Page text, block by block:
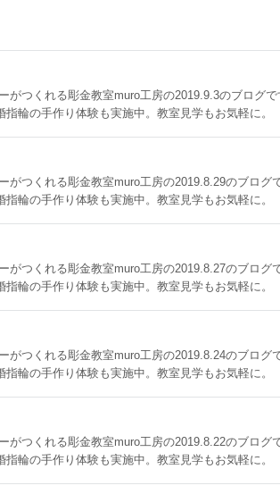
がつくれる彫金教室muro工房の2019.9.3のブログ
輪の手作り体験も実施中。教室見学もお気軽に。
がつくれる彫金教室muro工房の2019.8.29のブログ
輪の手作り体験も実施中。教室見学もお気軽に。
がつくれる彫金教室muro工房の2019.8.27のブログ
輪の手作り体験も実施中。教室見学もお気軽に。
がつくれる彫金教室muro工房の2019.8.24のブログ
輪の手作り体験も実施中。教室見学もお気軽に。
がつくれる彫金教室muro工房の2019.8.22のブログ
輪の手作り体験も実施中。教室見学もお気軽に。